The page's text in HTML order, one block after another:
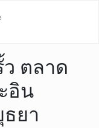
ตลาด
อิน
ยา